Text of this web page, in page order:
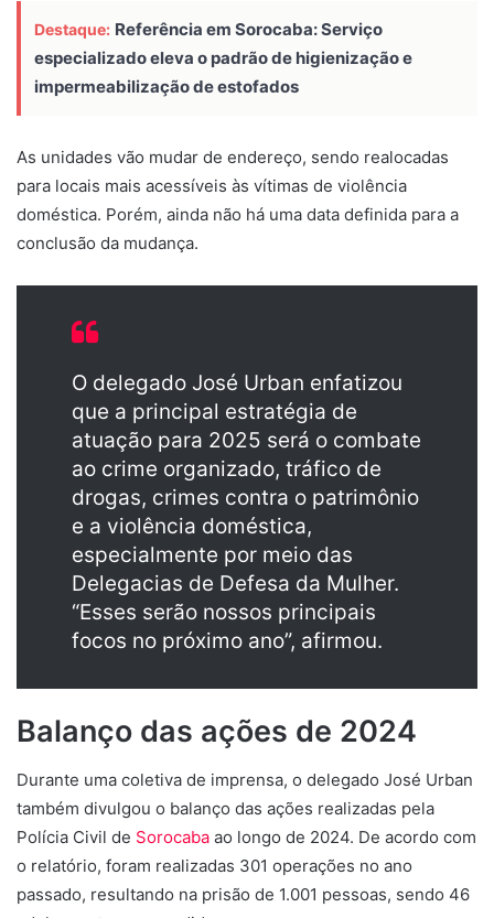
Destaque: Referência em Sorocaba: Serviço
especializado eleva o padrão de higienização e
impermeabilização de estofados
As unidades vão mudar de endereço, sendo realocadas
para locais mais acessíveis às vítimas de violência
doméstica. Porém, ainda não há uma data definida para a
conclusão da mudança.
O delegado José Urban enfatizou
que a principal estratégia de
atuação para 2025 será o combate
ao crime organizado, tráfico de
drogas, crimes contra o patrimônio
e a violência doméstica,
especialmente por meio das
Delegacias de Defesa da Mulher.
“Esses serão nossos principais
focos no próximo ano”, afirmou.
Balanço das ações de 2024
Durante uma coletiva de imprensa, o delegado José Urban
também divulgou o balanço das ações realizadas pela
Polícia Civil de Sorocaba ao longo de 2024. De acordo com
o relatório, foram realizadas 301 operações no ano
passado, resultando na prisão de 1.001 pessoas, sendo 46